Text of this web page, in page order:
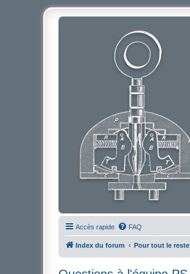
Accès rapide FAQ
Index du forum Pour tout le reste